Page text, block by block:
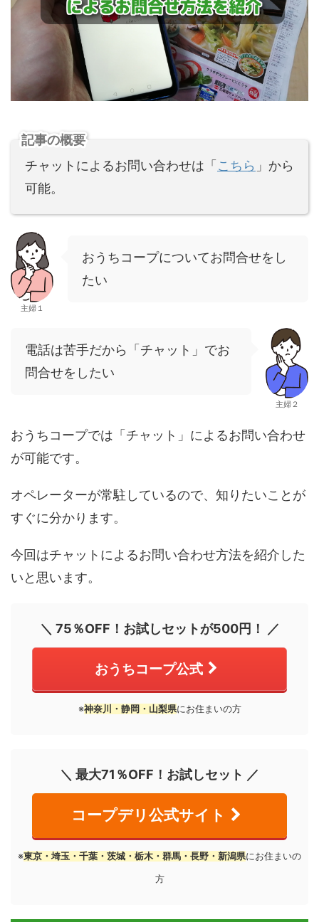
記事の概要
チャットによるお問い合わせは「こちら 」から
可能。
主婦１
おうちコープについてお問合せをし
たい
電話は苦手だから「チャット」でお
問合せをしたい
主婦２
おうちコープでは「チャット」によるお問い合わせ
が可能です。
オペレーターが常駐しているので、知りたいことが
すぐに分かります。
今回はチャットによるお問い合わせ方法を紹介した
いと思います。
＼ 75％OFF！お試しセットが500円！ ／
おうちコープ公式
※神奈川・静岡・山梨県にお住まいの方
＼ 最大71％OFF！お試しセット ／
コープデリ公式サイト
※東京・埼玉・千葉・茨城・栃木・群馬・長野・新潟県にお住まいの
方